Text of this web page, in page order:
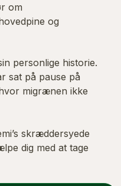
om
og
personlige historie.
sat på pause på
migrænen ikke
skræddersyede
dig med at tage